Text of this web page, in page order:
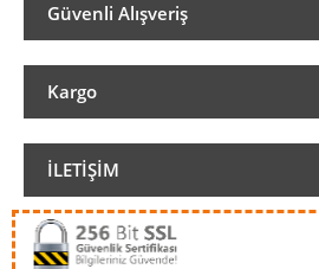
Güvenli Alışveriş
Kargo
İLETIŞIM